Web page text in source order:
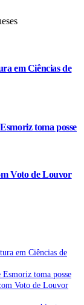
em Ciências de
toma posse
Voto de Louvor
em Ciências de
toma posse
Voto de Louvor